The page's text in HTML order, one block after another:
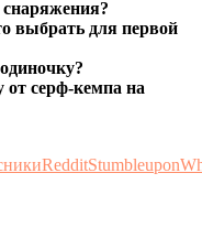
снаряжения?
выбрать для первой
от серф-кемпа на
RedditStumbleupon